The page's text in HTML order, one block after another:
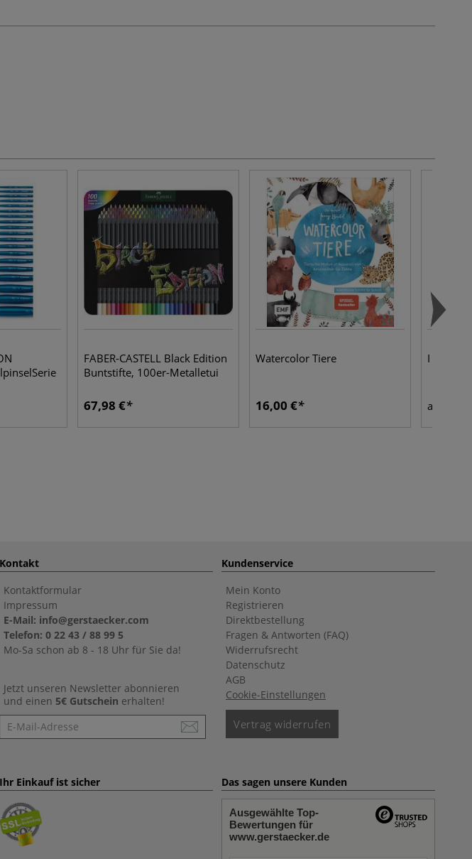
FABER-CASTELL Black Edition
Buntstifte, 100er-Metalletui
67,98 €
Watercolor Tiere
16,00 €
I LOVE
ab
Kontakt
Kontaktformular
Impressum
E-Mail: info@gerstaecker.com
Telefon: 0 22 43 / 88 99 5
Mo-Sa schon ab 8 - 18 Uhr für Sie da!
Jetzt unseren Newsletter abonnieren
und einen 5€ Gutschein erhalten!
Newsletter
Kundenservice
Mein Konto
Registrieren
Direktbestellung
Fragen & Antworten (FAQ)
Widerrufsrecht
Datenschutz
AGB
Cookie-Einstellungen
Vertrag widerrufen
Ihr Einkauf ist sicher Das sagen unsere Kunden
Ausgewählte Top-
Bewertungen für
www.gerstaecker.de